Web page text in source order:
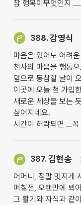
참 행복이무엇인지
388.강영식
마음은 있어도 어려
천사의 마음을 행동
앞으로 동참할 날이
이곳에 오늘 첨 가입
새로운 세상을 보는
싶어지네요.
시간이 허락되면 ...
387.김현송
어머니, 정말 멋지게
며칠전, 오랜만에 뵈
그 활기와 자식과 같